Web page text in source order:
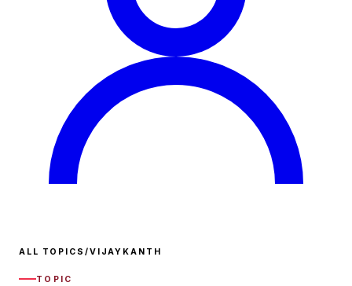
ALL TOPICS /VIJAYKANTH
TOPIC